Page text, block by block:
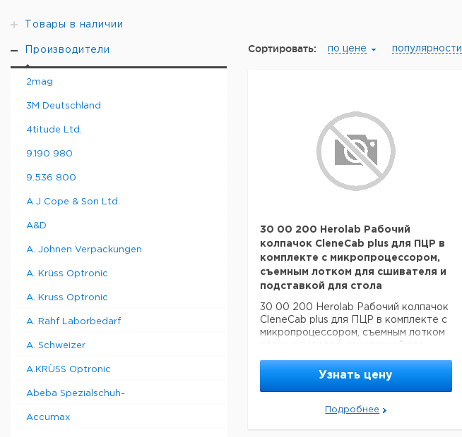
Товары в наличии
Производители
2mag
3M Deutschland
4titude Ltd.
9.190 980
9.536 800
A J Cope & Son Ltd.
A&D
A. Johnen Verpackungen
A. Krüss Optronic
A. Kruss Optronic
A. Rahf Laborbedarf
A. Schweizer
A.KRÜSS Optronic
Abeba Spezialschuh-
Accumax
Сортировать: по цене популярности
30 00 200 Herolab Рабочий
колпачок CleneCab plus для ПЦР в
комплекте с микропроцессором,
съемным лотком для сшивателя и
подставкой для стола
30 00 200 Herolab Рабочий колпачок
CleneCab plus для ПЦР в комплекте с
микропроцессором, съемным лотком
Узнать цену
Подробнее